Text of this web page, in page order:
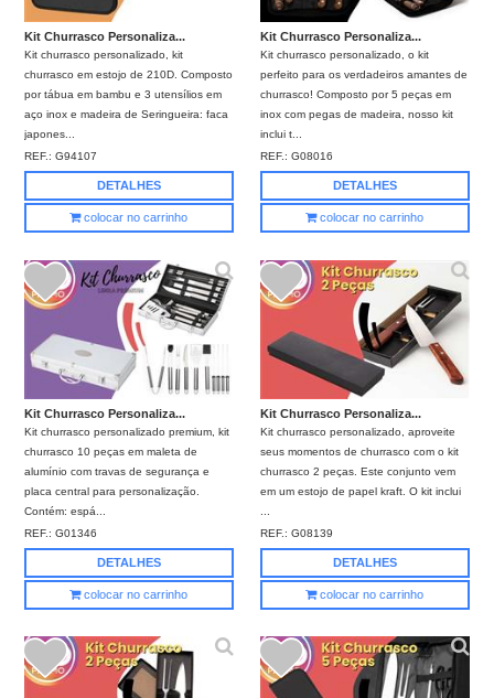
Kit Churrasco Personaliza...
Kit churrasco personalizado, kit
churrasco em estojo de 210D. Composto
por tábua em bambu e 3 utensílios em
aço inox e madeira de Seringueira: faca
japones...
REF.:G94107
DETALHES
colocar no carrinho
Kit Churrasco Personaliza...
Kit churrasco personalizado, o kit
perfeito para os verdadeiros amantes de
churrasco! Composto por 5 peças em
inox com pegas de madeira, nosso kit
inclui t...
REF.:G08016
DETALHES
colocar no carrinho
Kit Churrasco Personaliza...
Kit churrasco personalizado premium, kit
churrasco 10 peças em maleta de
alumínio com travas de segurança e
placa central para personalização.
Contém: espá...
REF.:G01346
DETALHES
colocar no carrinho
Kit Churrasco Personaliza...
Kit churrasco personalizado, aproveite
seus momentos de churrasco com o kit
churrasco 2 peças. Este conjunto vem
em um estojo de papel kraft. O kit inclui
...
REF.:G08139
DETALHES
colocar no carrinho